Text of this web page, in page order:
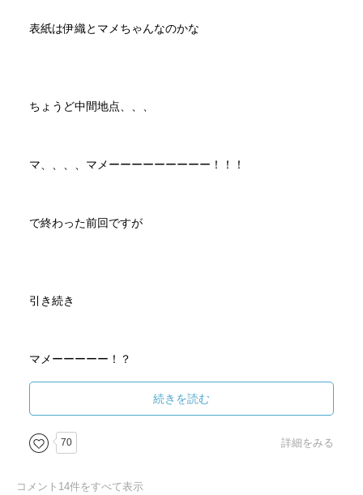
表紙は伊織とマメちゃんなのかな
ちょうど中間地点、、、
マ、、、、マメーーーーーーーーー！！！
で終わった前回ですが
引き続き
マメーーーーー！？
と叫ぶしかない展開でした。
続きを読む
70 詳細をみる
コメント 14件をすべて表示